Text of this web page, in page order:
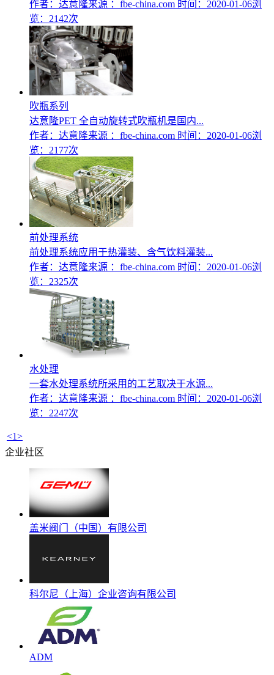
作者：达意隆来源 ：fbe-china.com 时间：2020-01-06浏
览：2142次
吹瓶系列
达意隆PET 全自动旋转式吹瓶机是国内...
作者：达意隆来源 ：fbe-china.com 时间：2020-01-06浏
览：2177次
前处理系统
前处理系统应用于热灌装、含气饮料灌装...
作者：达意隆来源 ：fbe-china.com 时间：2020-01-06浏
览：2325次
水处理
一套水处理系统所采用的工艺取决于水源...
作者：达意隆来源 ：fbe-china.com 时间：2020-01-06浏
览：2247次
<1>
企业社区
盖米阀门（中国）有限公司
科尔尼（上海）企业咨询有限公司
ADM